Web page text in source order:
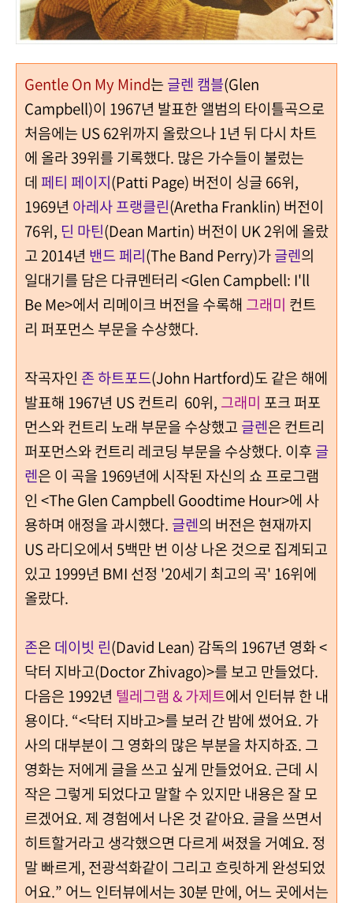
Gentle On My Mind는 글렌 캠블(Glen
Campbell)이 1967년 발표한 앨범의 타이틀곡으로
처음에는 US 62위까지 올랐으나 1년 뒤 다시 차트
에 올라 39위를 기록했다. 많은 가수들이 불렀는
데 페티 페이지(Patti Page) 버전이 싱글 66위,
1969년 아레사 프랭클린(Aretha Franklin) 버전이
76위, 딘 마틴(Dean Martin) 버전이 UK 2위에 올랐
고 2014년 밴드 페리(The Band Perry)가글렌의
일대기를 담은 다큐멘터리 <Glen Campbell: I'll
Be Me>에서 리메이크 버전을 수록해 그래미 컨트
리 퍼포먼스 부문을 수상했다.
작곡자인 존 하트포드(John Hartford)도 같은 해에
발표해 1967년 US 컨트리 60위, 그래미 포크 퍼포
먼스와 컨트리 노래 부문을 수상했고 글렌은 컨트리
퍼포먼스와 컨트리 레코딩 부문을 수상했다. 이후글
렌은 이 곡을 1969년에 시작된 자신의 쇼 프로그램
인 <The Glen Campbell Goodtime Hour>에 사
용하며 애정을 과시했다. 글렌의 버전은 현재까지
US 라디오에서 5백만 번 이상 나온 것으로 집계되고
있고 1999년 BMI 선정 '20세기 최고의 곡' 16위에
올랐다.
존은 데이빗 린(David Lean) 감독의 1967년 영화 <
닥터 지바고(Doctor Zhivago)>를 보고 만들었다.
다음은 1992년 텔레그램 & 가제트에서 인터뷰 한 내
용이다. “<닥터 지바고>를 보러 간 밤에 썼어요. 가
사의 대부분이 그 영화의 많은 부분을 차지하죠. 그
영화는 저에게 글을 쓰고 싶게 만들었어요. 근데 시
작은 그렇게 되었다고 말할 수 있지만 내용은 잘 모
르겠어요. 제 경험에서 나온 것 같아요. 글을 쓰면서
히트할거라고 생각했으면 다르게 써졌을 거예요. 정
말 빠르게, 전광석화같이 그리고 흐릿하게 완성되었
어요.” 어느 인터뷰에서는 30분 만에, 어느 곳에서는